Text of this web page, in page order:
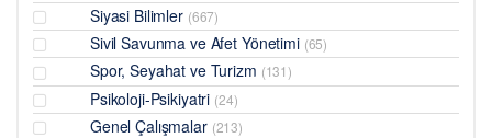
Siyasi Bilimler (667)
Sivil Savunma ve Afet Yönetimi (65)
Spor, Seyahat ve Turizm (131)
Psikoloji-Psikiyatri (24)
Genel Çalışmalar (213)